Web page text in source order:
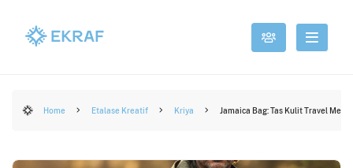
Home Etalase Kreatif Kriya Jamaica Bag: Tas Kulit Travel